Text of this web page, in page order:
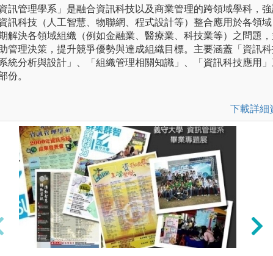
資訊管理學系」是融合資訊科技以及商業管理的跨領域學科，強
訊科技（人工智慧、物聯網、程式設計等）整合應用於各領域
解決各領域組織（例如金融業、醫療業、科技業等）之問題，
管理決策，提升競爭優勢與達成組織目標。主要涵蓋「資訊
統分析與設計」、「組織管理相關知識」、「資訊科技應用」
份。
下載詳細